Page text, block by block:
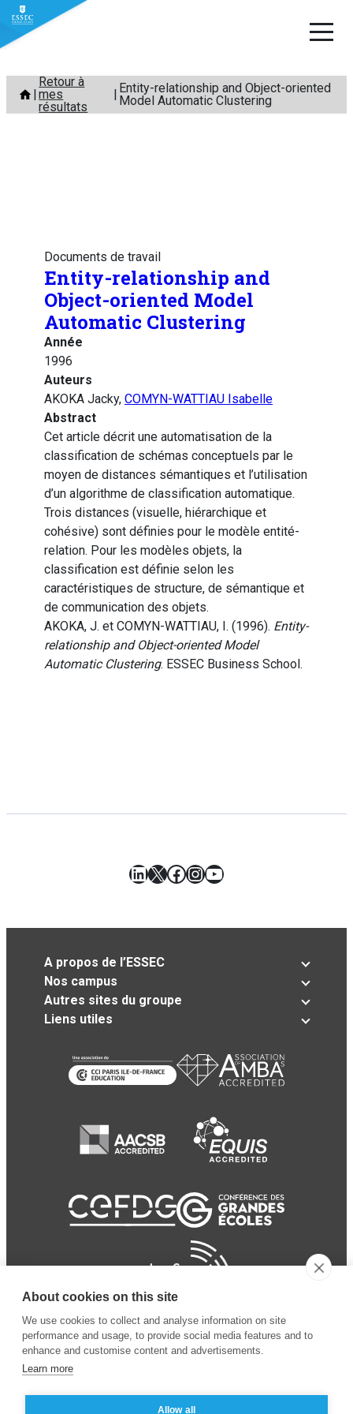
Aller
contenu
Retour à
mes
résultats
Entity-relationship and Object-oriented
Model Automatic Clustering
Documents de travail
Entity-relationship and
Object-oriented Model
Automatic Clustering
Année
1996
Auteurs
AKOKA Jacky, COMYN-WATTIAU Isabelle
Abstract
Cet article décrit une automatisation de la
classification de schémas conceptuels par le
moyen de distances sémantiques et l’utilisation
d’un algorithme de classification automatique.
Trois distances (visuelle, hiérarchique et
cohésive) sont définies pour le modèle entité-
relation. Pour les modèles objets, la
classification est définie selon les
caractéristiques de structure, de sémantique et
de communication des objets.
AKOKA, J. et COMYN-WATTIAU, I. (1996). Entity-
relationship and Object-oriented Model
Automatic Clustering. ESSEC Business School.
LinkedIn
X Facebook
Instagram
YouTube
A propos de l’ESSEC
Nos campus
Autres sites du groupe
Liens utiles
About cookies on this site
We use cookies to collect and analyse information on site
performance and usage, to provide social media features and to
enhance and customise content and advertisements.
Learn more
Allow all